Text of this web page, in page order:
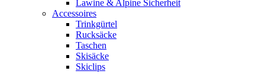
Lawine & Alpine Sicherheit
Accessoires
Trinkgürtel
Rucksäcke
Taschen
Skisäcke
Skiclips